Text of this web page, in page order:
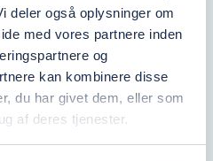
deler også oplysninger om
med vores partnere inden
og
kan kombinere disse
du har givet dem, eller som
af deres tjenester.